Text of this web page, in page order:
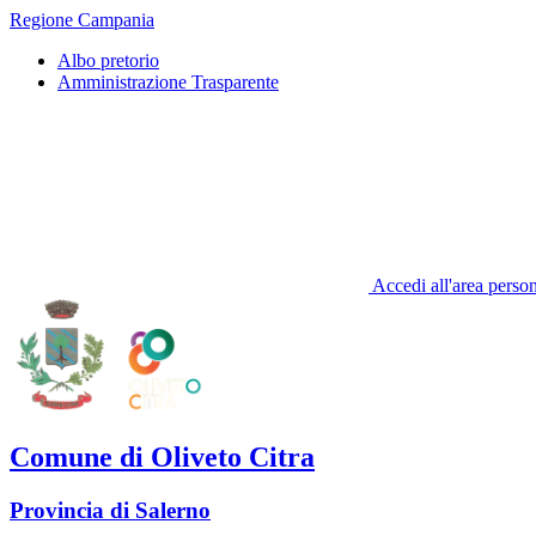
Regione Campania
Albo pretorio
Amministrazione Trasparente
Accedi all'area
Comune di Oliveto Citra
Provincia di Salerno